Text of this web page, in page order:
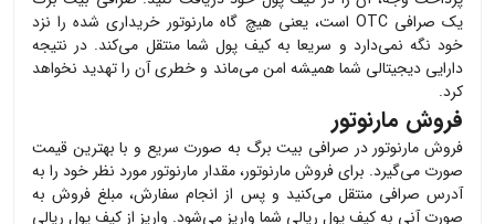
یک صرافی OTC است، یعنی هیچ گاه
مارنوتور خریداری شده را نزد
خود نگه نمی‌دارد و سریعا به کیف پول شما منتقل می‌کند. در نتیجه
دارایی دیجیتالی شما همیشه امن می‌ماند و خطری آن را تهدید نخواهد
کرد.
فروش مارنوتور
فروش مارنوتور در صرافی بیت برگ به صورت سریع و با بهترین قیمت
صورت می‌گیرد. برای فروشمارنوتور، مقدار مارنوتور مورد نظر خود را به
آدرس صرافی منتقل می‌کنید و پس از انجام سفارش، مبلغ فروش به
صورت آنی به کیف پول ریالی شما واریز می‌شود. واریز از کیف پول ریالی